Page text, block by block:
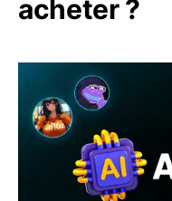
acheter ?